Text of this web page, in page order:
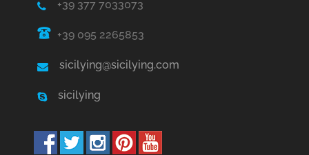
+39 377 7033073
+39 095 2265853
sicilying@sicilying.com
sicilying